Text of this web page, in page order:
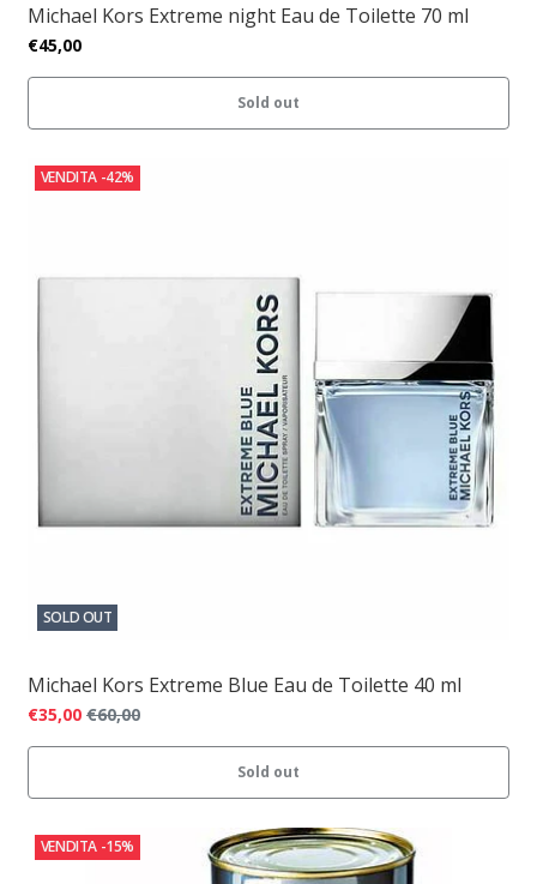
Michael Kors Extreme night Eau de Toilette 70 ml
€45,00
Sold out
VENDITA -42%
SOLD OUT
Michael Kors Extreme Blue Eau de Toilette 40 ml
€35,00 €60,00
Sold out
VENDITA -15%